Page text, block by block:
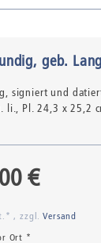
geb.
signiert und
li., Pl. 24,3 x 25,2
€
, zzgl.Versand
Ort *